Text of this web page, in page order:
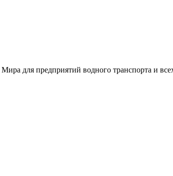
для предприятий водного транспорта и